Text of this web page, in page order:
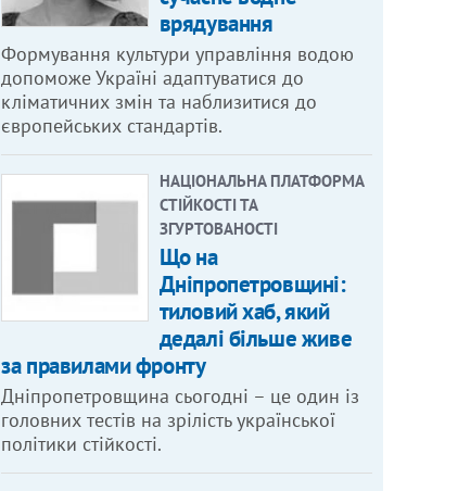
врядування
Формування культури управління водою
допоможе Україні адаптуватися до
кліматичних змін та наблизитися до
європейських стандартів.
НАЦІОНАЛЬНА ПЛАТФОРМА
СТІЙКОСТІ ТА
ЗГУРТОВАНОСТІ
Що на
Дніпропетровщині:
тиловий хаб, який
дедалі більше живе
за правилами фронту
Дніпропетровщина сьогодні – це один із
головних тестів на зрілість української
політики стійкості.